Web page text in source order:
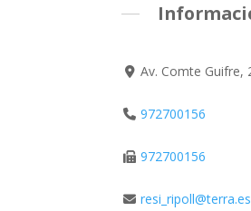
Av. Comte Guifre,
972700156
972700156
resi_ripoll@terra.es